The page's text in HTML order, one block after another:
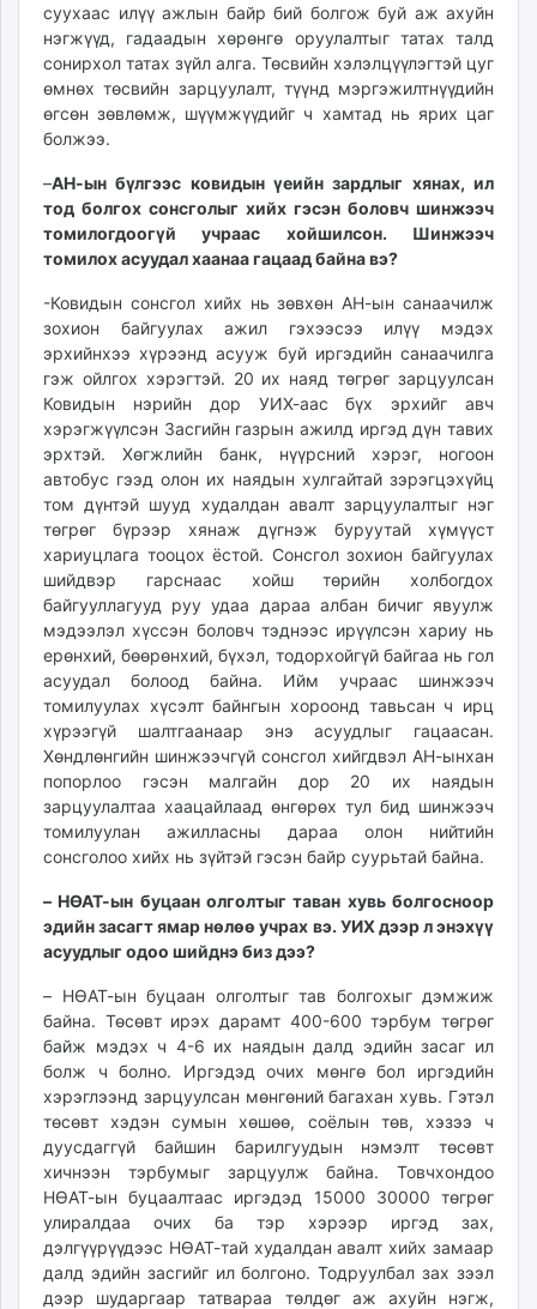
суухаас илүү ажлын байр бий болгож буй аж ахуйн
нэгжүүд, гадаадын хөрөнгө оруулалтыг татах талд
сонирхол татах зүйл алга. Төсвийн хэлэлцүүлэгтэй цуг
өмнөх төсвийн зарцуулалт, түүнд мэргэжилтнүүдийн
өгсөн зөвлөмж, шүүмжүүдийг ч хамтад нь ярих цаг
болжээ.
–АН-ын бүлгээс ковидын үеийн зардлыг хянах, ил
тод болгох сонсголыг хийх гэсэн боловч шинжээч
томилогдоогүй учраас хойшилсон. Шинжээч
томилох асуудал хаанаа гацаад байна вэ?
-Ковидын сонсгол хийх нь зөвхөн АН-ын санаачилж
зохион байгуулах ажил гэхээсээ илүү мэдэх
эрхийнхээ хүрээнд асууж буй иргэдийн санаачилга
гэж ойлгох хэрэгтэй. 20 их наяд төгрөг зарцуулсан
Ковидын нэрийн дор УИХ-аас бүх эрхийг авч
хэрэгжүүлсэн Засгийн газрын ажилд иргэд дүн тавих
эрхтэй. Хөгжлийн банк, нүүрсний хэрэг, ногоон
автобус гээд олон их наядын хулгайтай зэрэгцэхүйц
том дүнтэй шууд худалдан авалт зарцуулалтыг нэг
төгрөг бүрээр хянаж дүгнэж буруутай хүмүүст
хариуцлага тооцох ёстой. Сонсгол зохион байгуулах
шийдвэр гарснаас хойш төрийн холбогдох
байгууллагууд руу удаа дараа албан бичиг явуулж
мэдээлэл хүссэн боловч тэднээс ирүүлсэн хариу нь
ерөнхий, бөөрөнхий, бүхэл, тодорхойгүй байгаа нь гол
асуудал болоод байна. Ийм учраас шинжээч
томилуулах хүсэлт байнгын хороонд тавьсан ч ирц
хүрээгүй шалтгаанаар энэ асуудлыг гацаасан.
Хөндлөнгийн шинжээчгүй сонсгол хийгдвэл АН-ынхан
попорлоо гэсэн малгайн дор 20 их наядын
зарцуулалтаа хаацайлаад өнгөрөх тул бид шинжээч
томилуулан ажилласны дараа олон нийтийн
сонсголоо хийх нь зүйтэй гэсэн байр суурьтай байна.
– НӨАТ-ын буцаан олголтыг таван хувь болгосноор
эдийн засагт ямар нөлөө учрах вэ. УИХ дээр л энэхүү
асуудлыг одоо шийднэ биз дээ?
– НӨАТ-ын буцаан олголтыг тав болгохыг дэмжиж
байна. Төсөвт ирэх дарамт 400-600 тэрбум төгрөг
байж мэдэх ч 4-6 их наядын далд эдийн засаг ил
болж ч болно. Иргэдэд очих мөнгө бол иргэдийн
хэрэглээнд зарцуулсан мөнгөний багахан хувь. Гэтэл
төсөвт хэдэн сумын хөшөө, соёлын төв, хэзээ ч
дуусдаггүй байшин барилгуудын нэмэлт төсөвт
хичнээн тэрбумыг зарцуулж байна. Товчхондоо
НӨАТ-ын буцаалтаас иргэдэд 15000 30000 төгрөг
улиралдаа очих ба тэр хэрээр иргэд зах,
дэлгүүрүүдээс НӨАТ-тай худалдан авалт хийх замаар
далд эдийн засгийг ил болгоно. Тодруулбал зах зээл
дээр шударгаар татвараа төлдөг аж ахуйн нэгж,